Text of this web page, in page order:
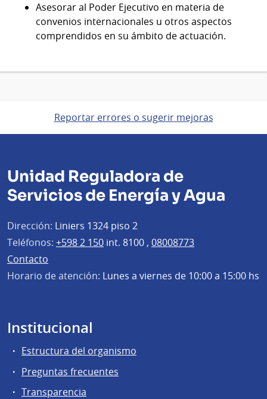
Asesorar al Poder Ejecutivo en materia de
convenios internacionales u otros aspectos
comprendidos en su ámbito de actuación.
Reportar errores o sugerir mejoras
Unidad Reguladora de
Servicios de Energía y Agua
Dirección: Liniers 1324 piso 2
Teléfonos: +598 2 150 int. 8100 , 08008773
Contacto
Horario de atención: Lunes a viernes de 10:00 a 15:00 hs
Institucional
Estructura del organismo
Preguntas frecuentes
Transparencia